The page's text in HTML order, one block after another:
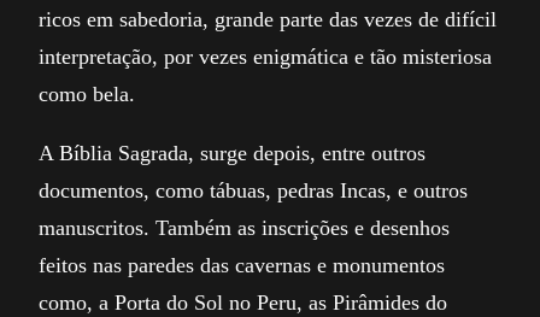
ricos em sabedoria, grande parte das vezes de difícil
interpretação, por vezes enigmática e tão misteriosa
como bela.
A Bíblia Sagrada, surge depois, entre outros
documentos, como tábuas, pedras Incas, e outros
manuscritos. Também as inscrições e desenhos
feitos nas paredes das cavernas e monumentos
como, a Porta do Sol no Peru, as Pirâmides do